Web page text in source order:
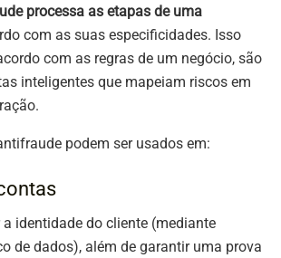
processa as etapas de uma
com as suas especificidades. Isso
com as regras de um negócio, são
inteligentes que mapeiam riscos em
podem ser usados em:
identidade do cliente (mediante
de dados), além de garantir uma prova